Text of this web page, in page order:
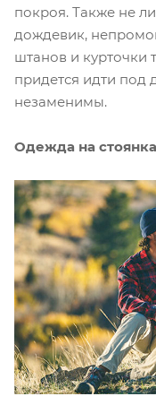
покроя. Также не
дождевик,
штанов и курточки
придется идти под
незаменимы.
Одежда на